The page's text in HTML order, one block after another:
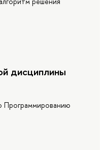
дисциплины
Программированию